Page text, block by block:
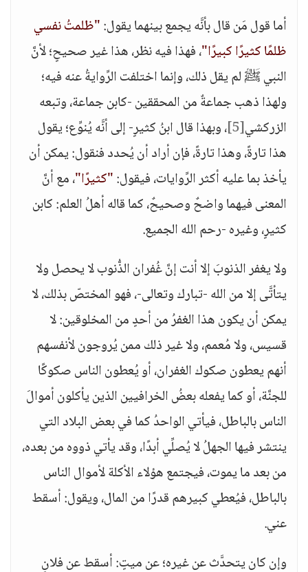
أما قول مَن قال بأنَّه يجمع بينهما يقول:"ظلمتُ نفسي
ظلمًا كثيرًا كبيرًا"، فهذا فيه نظر، هذا غير صحيحٍ؛ لأنَّ
النبي ﷺ لم يقل ذلك، وإنما اختلفت الرِّوايةُ عنه فيه؛
ولهذا ذهب جماعةٌ من المحققين -كابن جماعة، وتبعه
الزركشي[5] ، وبهذا قال ابنُ كثيرٍ- إلى أنَّه يُنوِّع؛ يقول
هذا تارةً، وهذا تارةً، فإن أراد أن يُحدد فنقول: يمكن أن
يأخذ بما عليه أكثر الرِّوايات، فيقول:"كثيرًا"، مع أنَّ
المعنى فيهما واضحٌ وصحيحٌ، كما قاله أهلُ العلم: كابن
كثيرٍ، وغيره -رحم الله الجميع.
ولا يغفر الذنوبَ إلا أنت إنَّ غُفران الذُّنوب لا يحصل ولا
يتأتَّى إلا من الله -تبارك وتعالى-، فهو المختصّ بذلك، لا
يمكن أن يكون هذا الغفرُ من أحدٍ من المخلوقين: لا
قسيس، ولا مُعمم، ولا غير ذلك ممن يُروجون لأنفسهم
أنهم يعطون صكوك الغفران، أو يُعطون الناس صكوكًا
للجنَّة، أو كما يفعله بعضُ الخرافيين الذين يأكلون أموالَ
الناس بالباطل، فيأتي الواحدُ كما في بعض البلاد التي
ينتشر فيها الجهلُ لا يُصلِّي أبدًا، وقد يأتي ذووه من بعده،
من بعد ما يموت، فيجتمع هؤلاء الأكلة لأموال الناس
بالباطل، فيُعطي كبيرهم قدرًا من المال، ويقول: أسقط
عني.
وإن كان يتحدَّث عن غيره؛ عن ميتٍ: أسقط عن فلانٍ